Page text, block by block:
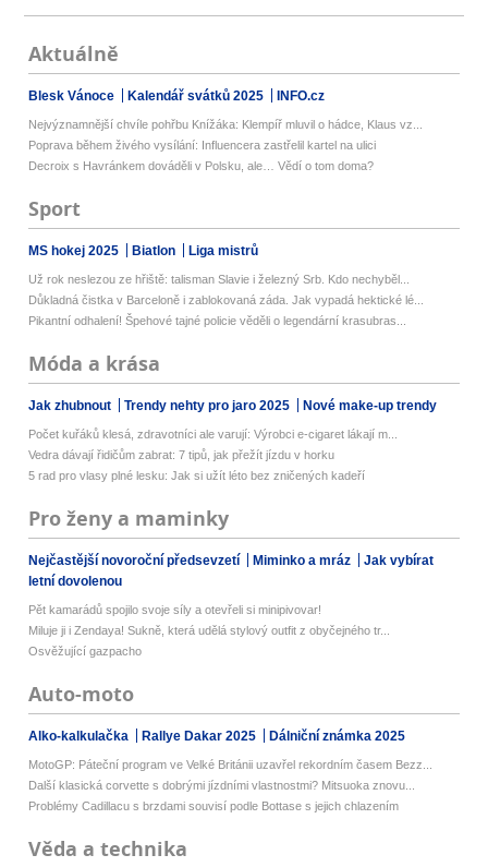
Aktuálně
Blesk Vánoce Kalendář svátků 2025 INFO.cz
Nejvýznamnější chvíle pohřbu Knížáka: Klempíř mluvil o hádce, Klaus vz...
Poprava během živého vysílání: Influencera zastřelil kartel na ulici
Decroix s Havránkem dováděli v Polsku, ale… Vědí o tom doma?
Sport
MS hokej 2025 Biatlon Liga mistrů
Už rok neslezou ze hřiště: talisman Slavie i železný Srb. Kdo nechyběl...
Důkladná čistka v Barceloně i zablokovaná záda. Jak vypadá hektické lé...
Pikantní odhalení! Špehové tajné policie věděli o legendární krasubras...
Móda a krása
Jak zhubnout Trendy nehty pro jaro 2025 Nové make-up trendy
Počet kuřáků klesá, zdravotníci ale varují: Výrobci e-cigaret lákají m...
Vedra dávají řidičům zabrat: 7 tipů, jak přežít jízdu v horku
5 rad pro vlasy plné lesku: Jak si užít léto bez zničených kadeří
Pro ženy a maminky
Nejčastější novoroční předsevzetí Miminko a mráz
Jak vybírat
letní dovolenou
Pět kamarádů spojilo svoje síly a otevřeli si minipivovar!
Miluje ji i Zendaya! Sukně, která udělá stylový outfit z obyčejného tr...
Osvěžující gazpacho
Auto-moto
Alko-kalkulačka Rallye Dakar 2025 Dálniční známka 2025
MotoGP: Páteční program ve Velké Británii uzavřel rekordním časem Bezz...
Další klasická corvette s dobrými jízdními vlastnostmi? Mitsuoka znovu...
Problémy Cadillacu s brzdami souvisí podle Bottase s jejich chlazením
Věda a technika